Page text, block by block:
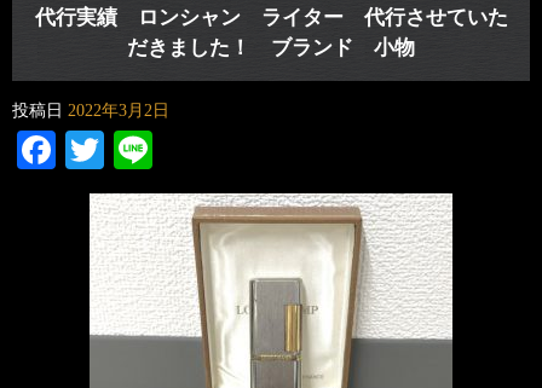
代行実績 ロンシャン ライター 代行させていた
だきました！ ブランド 小物
投稿日 2022年3月2日
Facebook
Twitter